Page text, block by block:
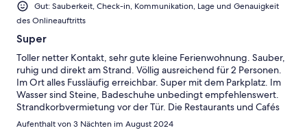
Gut: Sauberkeit, Check-in, Kommunikation, Lage und Genauigkeit
des Onlineauftritts
Super
Toller netter Kontakt, sehr gute kleine Ferienwohnung. Sauber,
ruhig und direkt am Strand. Völlig ausreichend für 2 Personen.
Im Ort alles Fussläufig erreichbar. Super mit dem Parkplatz. Im
Wasser sind Steine, Badeschuhe unbedingt empfehlenswert.
Strandkorbvermietung vor der Tür. Die Restaurants und Cafés
sehen lieber Bargeld. Mit Apple Pay kommt man leider nicht
Aufenthalt von 3 Nächten im August 2024